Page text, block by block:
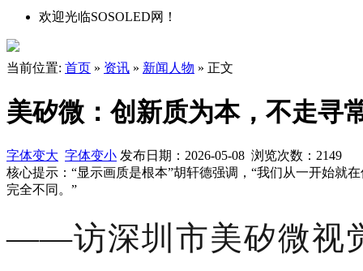
欢迎光临SOSOLED网！
当前位置: 首页 » 资讯 » 新闻人物 » 正文
美矽微：创新质为本，不走寻
字体变大 字体变小 发布日期：2026-05-08 浏览次数： 2149
核心提示：“显示画质是根本”胡轩德强调，“我们从一开始就
完全不同。”
——访深圳市美矽微视